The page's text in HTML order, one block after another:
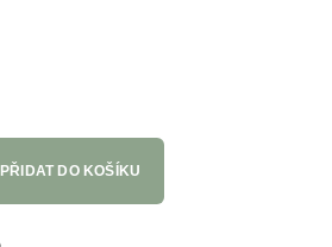
PŘIDAT DO KOŠÍKU